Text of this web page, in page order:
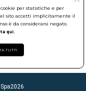
06634500588 Capitale
delle Imprese di
- 00015 Monterotondo
2026
per statistiche e per
sito accetti implicitamente il
è da considerarsi negato.
qui.
TUTTI